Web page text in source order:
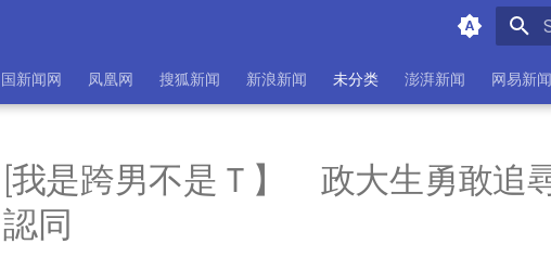
新闻网 凤凰网 搜狐新闻 新浪新闻 未分类 澎湃新闻 网易新闻
[我是跨男不是Ｔ】 政大生勇敢追
認同